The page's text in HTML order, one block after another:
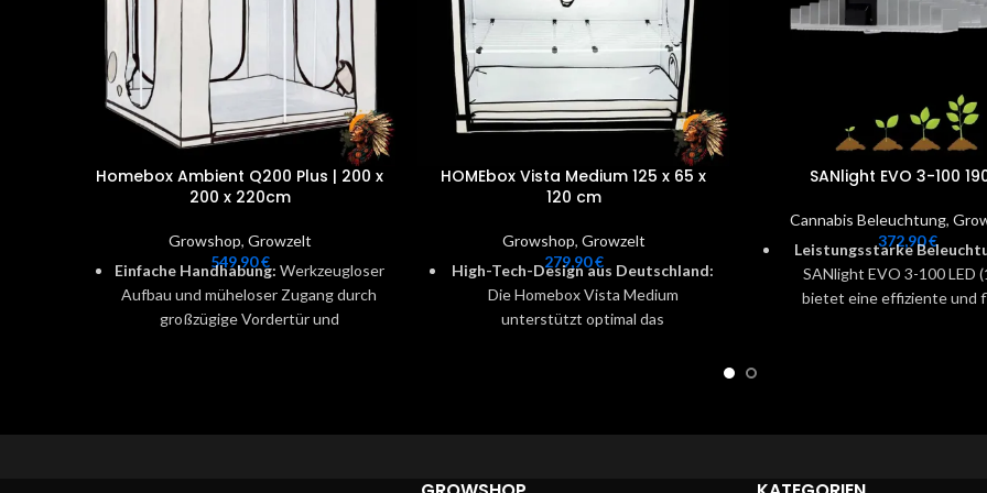
Homebox Ambient Q200 Plus | 200 x
200 x 220cm
Growshop, Growzelt
549,90€
Einfache Handhabung: Werkzeugloser
Aufbau und müheloser Zugang durch
großzügige Vordertür und
HOMEbox Vista Medium 125 x 65 x
120 cm
Growshop, Growzelt
279,90€
High-Tech-Design aus Deutschland:
Die Homebox Vista Medium
unterstützt optimal das
SANlight EVO 3-100
Cannabis Beleuchtung,
372,90€
Leistungsstarke
SANlight EVO 3-100 LED
bietet eine effiziente und